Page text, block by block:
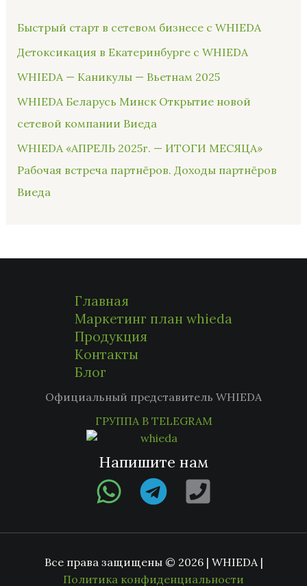
Быстрый старт в сетевом бизнесе с WHIEDA
Детоксикация в Екатеринбурге с WHIEDA
WHIEDA — Каникулы — Вьетнам 2025
WHIEDA Беларусь Минск Открытие новой
сетевой компании Виеда
WHIEDA «АПРЕЛЬ 2025г. — ИТОГИ МЕСЯЦА»
Рабочая встреча партнёров. Доходы партнёров
Виеда
Главная
Маркетинг план whieda
Продукция
Контакты
Блог
Официальный представитель WHIEDA
ГРУППА В TELEGRAM
Напишите нам
Все права защищены © 2026 | WHIEDA |
Политика конфиденциальности